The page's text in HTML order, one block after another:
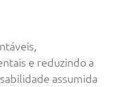
e reduzindo a
assumida